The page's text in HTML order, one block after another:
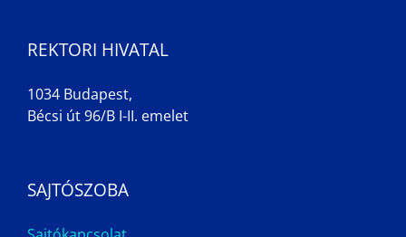
REKTORI HIVATAL
1034 Budapest,
Bécsi út 96/B I-II. emelet
SAJTÓSZOBA